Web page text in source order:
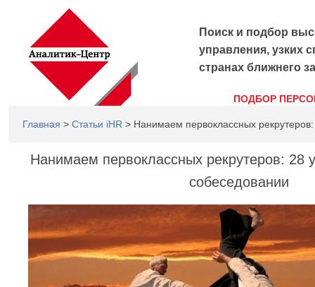
Поиск и подбор
управления, узких
странах ближнего
ПОДБОР
Главная > Статьи iHR > Нанимаем первоклассных
Нанимаем первоклассных рекрутеров: 28
собеседовании